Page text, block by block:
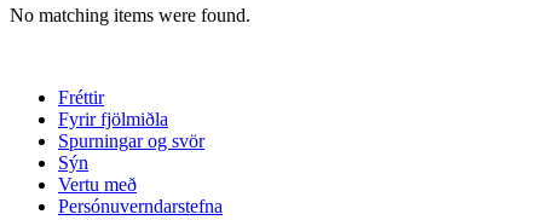
No matching items were found.
Fréttir
Fyrir fjölmiðla
Spurningar og svör
Sýn
Vertu með
Persónuverndarstefna